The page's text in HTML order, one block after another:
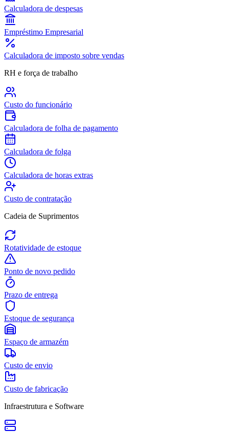
Calculadora de despesas
Empréstimo Empresarial
Calculadora de imposto sobre vendas
RH e força de trabalho
Custo do funcionário
Calculadora de folha de pagamento
Calculadora de folga
Calculadora de horas extras
Custo de contratação
Cadeia de Suprimentos
Rotatividade de estoque
Ponto de novo pedido
Prazo de entrega
Estoque de segurança
Espaço de armazém
Custo de envio
Custo de fabricação
Infraestrutura e Software